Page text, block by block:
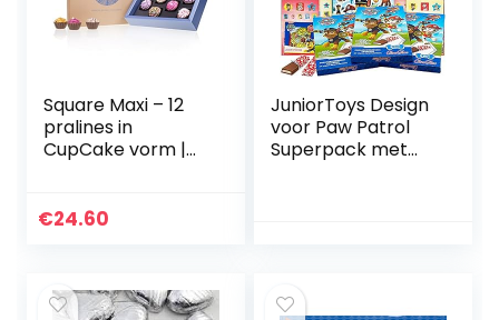
Square Maxi – 12
pralines in
CupCake vorm |
Geschenkidee |
| Verjaardag
€24.60
JuniorToys Design
voor Paw Patrol
Superpack met